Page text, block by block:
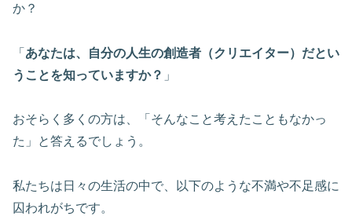
か？
「 あなたは、自分の人生の創造者（クリエイター）だとい
うことを知っていますか？ 」
おそらく多くの方は、「そんなこと考えたこともなかっ
た」と答えるでしょう。
私たちは日々の生活の中で、以下のような不満や不足感に
囚われがちです。